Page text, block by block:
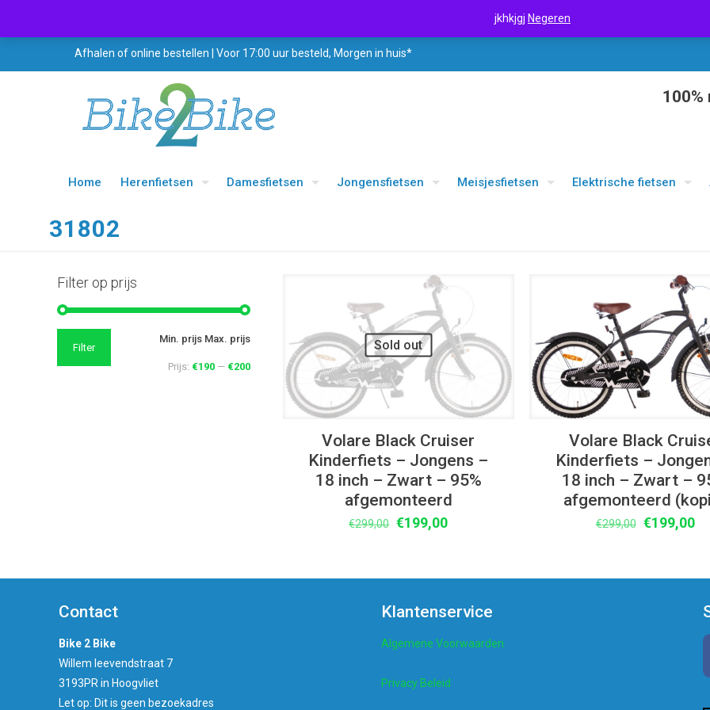
Afhalen of online bestellen | Voor 17:00 uur besteld, Morgen in huis*
Home Herenfietsen Damesfietsen Jongensfietsen Meisjesfietsen Elektrische fietsen
31802
Sold out
Volare Black Cruiser
Kinderfiets – Jongens –
18 inch – Zwart – 95%
afgemonteerd
€299,00 Oorspronkelijke
€299,00.
€199,00Huidige
€199,00.
Volare Black
Kinderfiets –
18 inch – Zwart –
afgemonteerd
€299,00
€299,00.
€199,00
Filter op prijs
Min. prijs Max. prijs
Filter
Prijs: €190 — €200
Contact
Bike 2 Bike
Willem leevendstraat 7
3193PR in Hoogvliet
Let op: Dit is geen bezoekadres
Klantenservice
Algemene Voorwaarden
Privacy Beleid
jkhkjgj Negeren